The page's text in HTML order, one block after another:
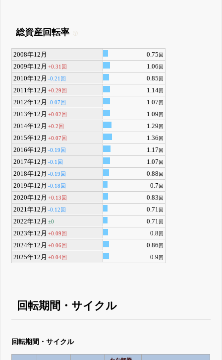
総資産回転率
2008年12月 0.75回
2009年12月 +0.31回 1.06回
2010年12月 -0.21回 0.85回
2011年12月 +0.29回 1.14回
2012年12月 -0.07回 1.07回
2013年12月 +0.02回 1.09回
2014年12月 +0.2回 1.29回
2015年12月 +0.07回 1.36回
2016年12月 -0.19回 1.17回
2017年12月 -0.1回 1.07回
2018年12月 -0.19回 0.88回
2019年12月 -0.18回 0.7回
2020年12月 +0.13回 0.83回
2021年12月 -0.12回 0.71回
2022年12月 ±0 0.71回
2023年12月 +0.09回 0.8回
2024年12月 +0.06回 0.86回
2025年12月 +0.04回 0.9回
回転期間・サイクル
回転期間・サイクル